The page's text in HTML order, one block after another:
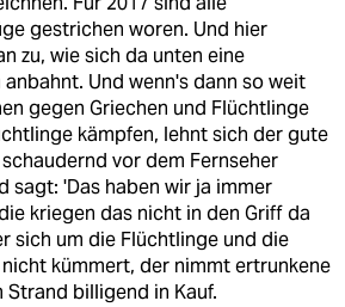
gestrichen woren. Und hier
zu, wie sich da unten eine
Und wenn's dann so weit
gegen Griechen und Flüchtlinge
kämpfen, lehnt sich der gute
vor dem Fernseher
sagt: 'Das haben wir ja immer
kriegen das nicht in den Griff da
sich um die Flüchtlinge und die
kümmert, der nimmt ertrunkene
Strand billigend in Kauf.